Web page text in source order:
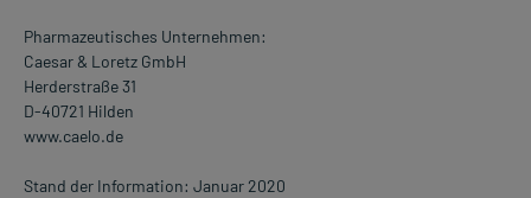
Pharmazeutisches Unternehmen:
Caesar & Loretz GmbH
Herderstraße 31
D-40721 Hilden
www.caelo.de
Stand der Information: Januar 2020